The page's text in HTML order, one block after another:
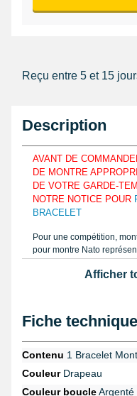
Reçu entre 5 et 15
Description
AVANT DE
DE MONTRE
DE VOTRE GARDE-
NOTRE NOTICE POUR
BRACELET
Pour une compétition,
pour montre Nato
êtes un amateur ou bien
bracelet de montre
possédant un entre-corne
horloger 22 mm est
s'harmoniser aux
aisément la taille de votre
avec unpied à coulisse de
positionner avec plusieurs
Afficher
Fiche technique
Contenu 1 Bracelet
CouleurDrapeau
Couleur boucleArgenté